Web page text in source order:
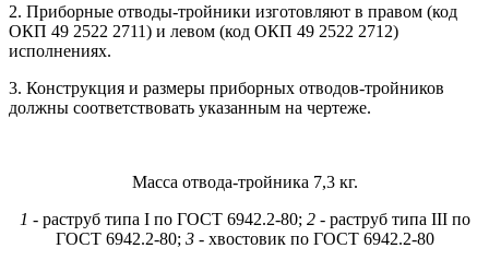
2. Приборные отводы-тройники изготовляют в правом (код
ОКП 49 2522 2711) и левом (код ОКП 49 2522 2712)
исполнениях.
3. Конструкция и размеры приборных отводов-тройников
должны соответствовать указанным на чертеже.
Масса отвода-тройника 7,3 кг.
1 - раструб типа I по ГОСТ 6942.2-80; 2 - раструб типа III по
ГОСТ 6942.2-80; 3 - хвостовик по ГОСТ 6942.2-80